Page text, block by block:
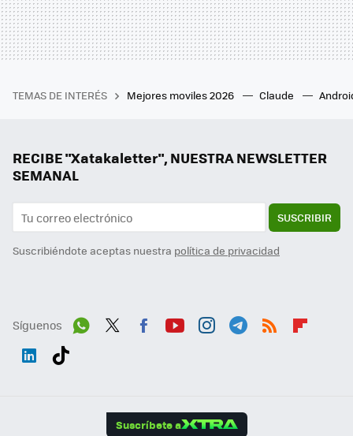
TEMAS DE INTERÉS Mejores moviles 2026 Claude
RECIBE "Xatakaletter", NUESTRA NEWSLETTER
SEMANAL
SUSCRIBIR
Suscribiéndote aceptas nuestra política de privacidad
Síguenos
Suscríbete a